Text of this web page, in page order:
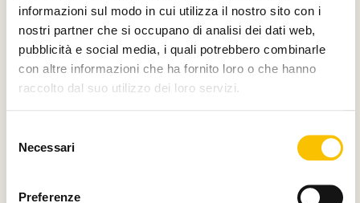
informazioni sul modo in cui utilizza il nostro sito con i
nostri partner che si occupano di analisi dei dati web,
pubblicità e social media, i quali potrebbero combinarle
con altre informazioni che ha fornito loro o che hanno
raccolto dal suo utilizzo dei loro servizi.
delNecessari
Preferenze
Charity partner
Paese ospite d'onore